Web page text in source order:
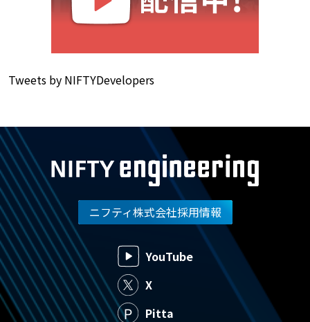
Tweets by NIFTYDevelopers
ニフティ株式会社採用情報
YouTube
X
Pitta